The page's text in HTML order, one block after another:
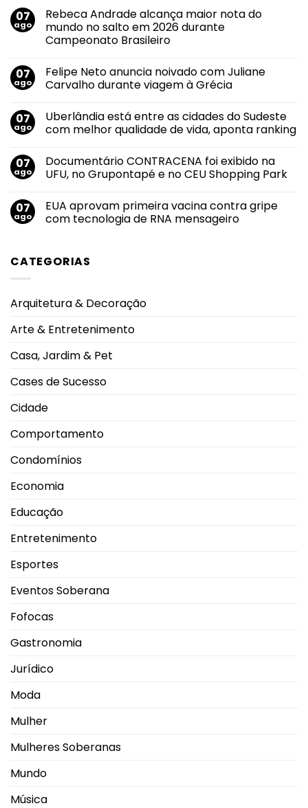
07
ago
Rebeca Andrade alcança maior nota do
mundo no salto em 2026 durante
Campeonato Brasileiro
em
Rebeca
Andrade
nota
do
mundo
em
2026
durante
07
ago
Felipe Neto anuncia noivado com Juliane
Carvalho durante viagem à Grécia
em
Felipe
Neto
com
Juliane
Carvalho
à
Grécia
07
ago
Uberlândia está entre as cidades do Sudeste
com melhor qualidade de vida, aponta ranking
em
Uberlândia
está
cidades
do
Sudeste
de
vida,
07
ago
Documentário CONTRACENA foi exibido na
UFU, no Grupontapé e no CEU Shopping Park
em
Documentário
CONTRACENA
UFU,
no
CEU
07
ago
EUA aprovam primeira vacina contra gripe
com tecnologia de RNA mensageiro
EUA
aprovam
gripe
de
mensageiro
CATEGORIAS
Arquitetura & Decoração
Arte & Entretenimento
Casa, Jardim & Pet
Cases de Sucesso
Cidade
Comportamento
Condomínios
Economia
Educação
Entretenimento
Esportes
Eventos Soberana
Fofocas
Gastronomia
Jurídico
Moda
Mulher
Mulheres Soberanas
Mundo
Música